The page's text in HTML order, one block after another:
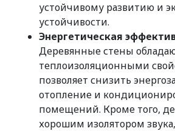
устойчивому развитию и
устойчивости.
Энергетическая
Деревянные стены
теплоизоляционными
позволяет снизить
отопление и
помещений. Кроме того,
хорошим изолятором